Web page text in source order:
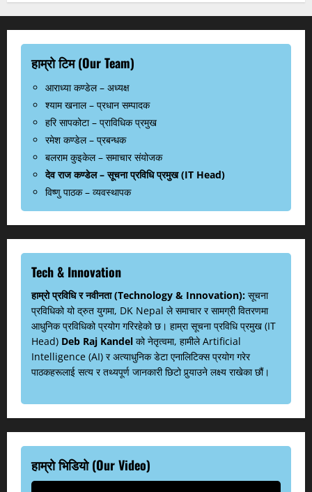
हाम्रो टिम (Our Team)
आराध्या कण्डेल – अध्यक्ष
श्याम खनाल – प्रधान सम्पादक
हरि सापकोटा – प्राविधिक प्रमुख
रमेश कण्डेल – प्रबन्धक
बलराम कुइकेल – समाचार संयोजक
देव राज कण्डेल – सूचना प्रविधि प्रमुख (IT Head)
विष्णु पाठक – व्यवस्थापक
Tech & Innovation
हाम्रो प्रविधि र नवीनता (Technology & Innovation): सूचना
प्रविधिको यो द्रुत युगमा, DK Nepal ले समाचार र सामग्री वितरणमा
आधुनिक प्रविधिको प्रयोग गरिरहेको छ। हाम्रा सूचना प्रविधि प्रमुख (IT
Head) Deb Raj Kandel को नेतृत्वमा, हामीले Artificial
Intelligence (AI) र अत्याधुनिक डेटा एनालिटिक्स प्रयोग गरेर
पाठकहरूलाई सत्य र तथ्यपूर्ण जानकारी छिटो पुर्‍याउने लक्ष्य राखेका छौं।
हाम्रो भिडियो (Our Video)